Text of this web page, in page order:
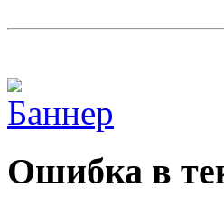
Ошибка в